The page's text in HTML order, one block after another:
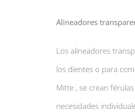
Alineadores
Los alineadores
los dientes o para
Mitte , se crean
necesidades